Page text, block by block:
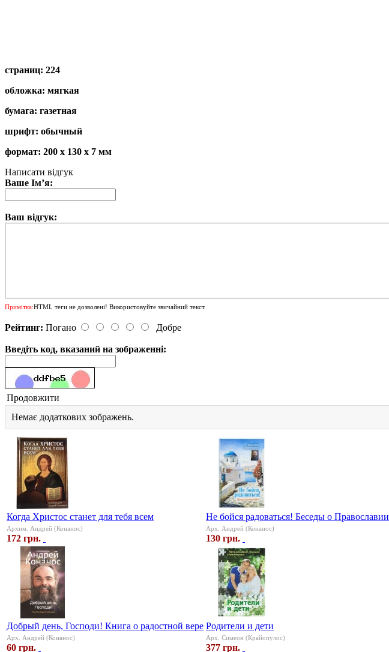
страниц: 224
обложка: мягкая
бумага: газетная
шрифт: обычный
формат: 200 х 130 х 7 мм
Написати відгук
Ваше Ім’я:
Ваш відгук:
Примітка:HTML теги не дозволені! Використовуйте звичайний текст.
Рейтинг: Погано Добре
Введіть код, вказаний на зображенні:
Продовжити
Немає додаткових зображень.
Когда Христос станет для тебя всем
Архим. Андрей (Конанос)
172 грн.
Не бойся радоваться! Беседы о Православии
Арх. Андрей (Конанос)
130 грн.
Добрый день, Господи! Книга о радостной вере
Арх. Андрей (Конанос)
60 грн.
Родители и дети
Арх. Симеон (Крайопулос)
377 грн.